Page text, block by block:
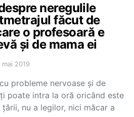
neregulile
făcut de
o profesoară e
și de mama ei
mai 2019
probleme nervoase și de
poate intra la oră oricând este
nu a legilor, nici măcar a